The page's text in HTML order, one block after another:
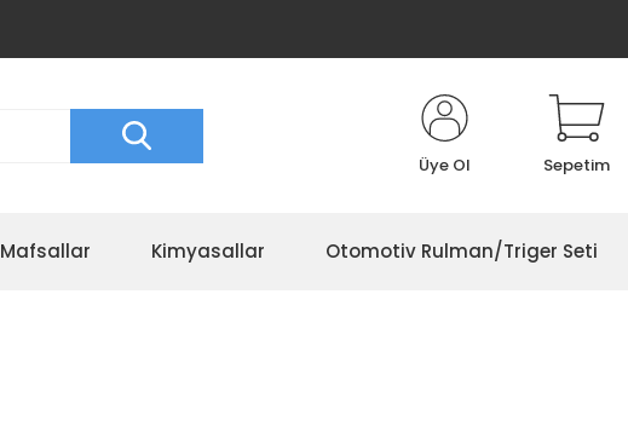
Üye Ol Sepetim
Mafsallar Kimyasallar Otomotiv Rulman/Triger Seti